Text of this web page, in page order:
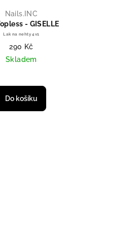
Nails.INC
- GISELLE
Lak na nehty 4v1
290 Kč
Skladem
Do košíku